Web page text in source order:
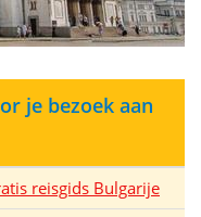
je bezoek aan
reisgids Bulgarije